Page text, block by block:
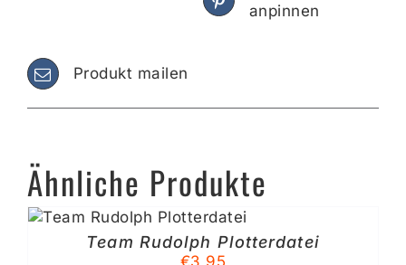
anpinnen
Produkt mailen
Ähnliche Produkte
Team Rudolph Plotterdatei
€3,95